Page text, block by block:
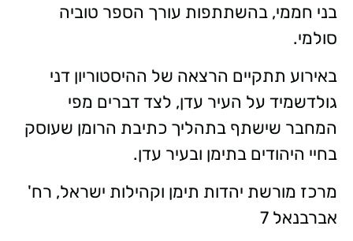
בני חממי, בהשתתפות עורך הספר טוביה
סולמי.
באירוע תתקיים הרצאה של ההיסטוריון דני
גולדשמיד על העיר עדן, לצד דברים מפי
המחבר שישתף בתהליך כתיבת הרומן שעוסק
בחיי היהודים בתימן ובעיר עדן.
מרכז מורשת יהדות תימן וקהילות ישראל, רח'
אברבנאל 7